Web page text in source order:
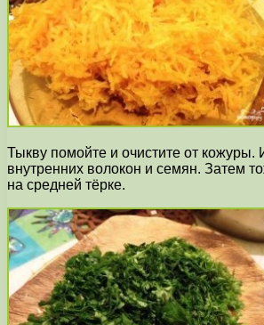
Тыкву помойте и очистите от кожуры.
внутренних волокон и семян. Затем
на средней тёрке.